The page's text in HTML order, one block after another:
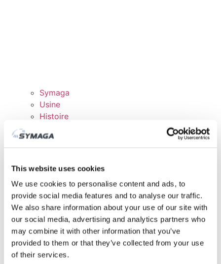
This website uses cookies
We use cookies to personalise content and ads, to
provide social media features and to analyse our traffic.
We also share information about your use of our site with
our social media, advertising and analytics partners who
may combine it with other information that you’ve
provided to them or that they’ve collected from your use
of their services.
Symaga
Usine
Histoire
Responsabilité des Entreprises
Certificats et politiques
DOMAINE CLIENTS